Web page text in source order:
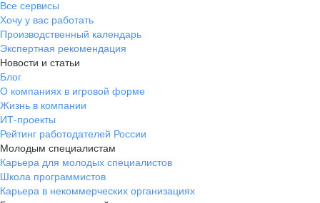
Все сервисы
Хочу у вас работать
Производственный календарь
Экспертная рекомендация
Новости и статьи
Блог
О компаниях в игровой форме
Жизнь в компании
ИТ-проекты
Рейтинг работодателей России
Молодым специалистам
Карьера для молодых специалистов
Школа программистов
Карьера в некоммерческих организациях